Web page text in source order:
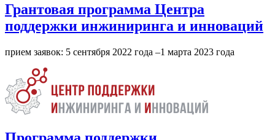
Грантовая программа Центра
поддержки инжиниринга и инноваций
прием заявок: 5 сентября 2022 года –1 марта 2023 года